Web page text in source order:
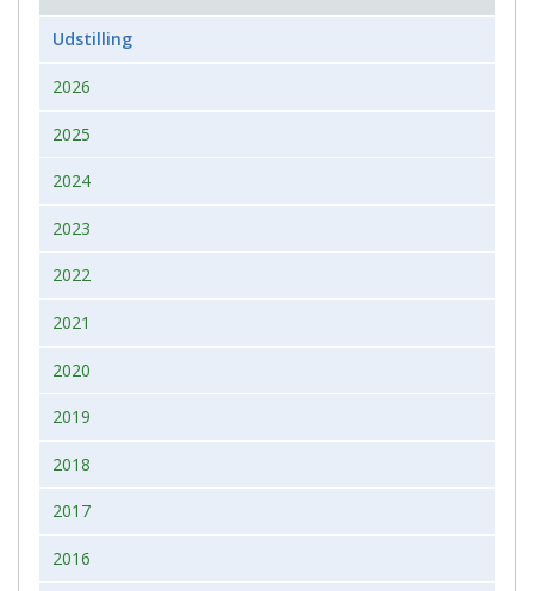
Udstilling
2026
2025
2024
2023
2022
2021
2020
2019
2018
2017
2016